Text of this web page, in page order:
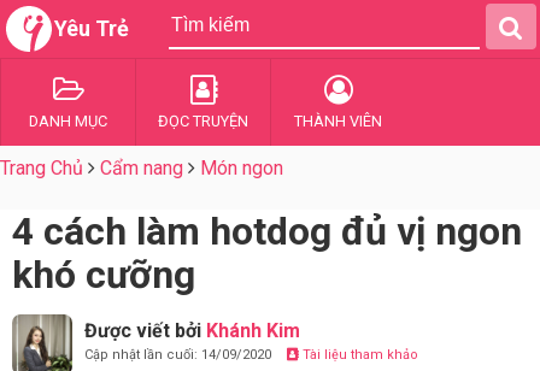
Yêu Trẻ
DANH MỤC ĐỌC TRUYỆN THÀNH VIÊN
Trang Chủ Cẩm nang Món ngon
4 cách làm hotdog đủ vị ngon
khó cưỡng
Được viết bởi Khánh Kim
Cập nhật lần cuối: 14/09/2020 Tài liệu tham khảo